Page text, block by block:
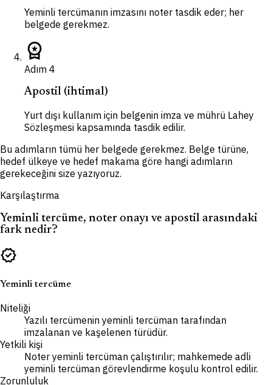
Yeminli tercümanın imzasını noter tasdik eder; her
belgede gerekmez.
workspace_premium
Adım 4
Apostil (ihtimal)
Yurt dışı kullanım için belgenin imza ve mührü Lahey
Sözleşmesi kapsamında tasdik edilir.
Bu adımların tümü her belgede gerekmez. Belge türüne,
hedef ülkeye ve hedef makama göre hangi adımların
gerekeceğini size yazıyoruz.
Karşılaştırma
Yeminli tercüme, noter onayı ve apostil arasındaki
fark nedir?
verified
Yeminli tercüme
Niteliği
Yazılı tercümenin yeminli tercüman tarafından
imzalanan ve kaşelenen türüdür.
Yetkili kişi
Noter yeminli tercüman çalıştırılır; mahkemede adli
yeminli tercüman görevlendirme koşulu kontrol edilir.
Zorunluluk